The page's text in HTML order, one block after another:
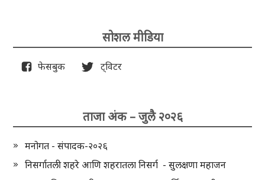
सोशल मीडिया
फेसबुक ट्विटर
ताजा अंक – जुलै २०२६
मनोगत - संपादक-२०२६
निसर्गातली शहरे आणि शहरातला निसर्ग - सुलक्षणा महाजन